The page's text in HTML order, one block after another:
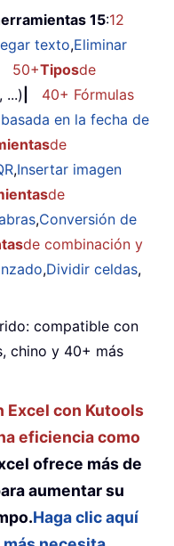
15:12
texto,Eliminar
50+Tiposde
, ...)
40+ Fórmulas
en la fecha de
de
,Insertar imagen
de
,Conversión de
de combinación y
,Dividir celdas,
compatible con
chino y 40+ más
Excel con Kutools
eficiencia como
ofrece más de
aumentar su
Haga clic aquí